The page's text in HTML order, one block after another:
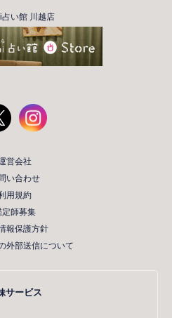
い館 川越店
営会社
い合わせ
用規約
定師募集
報保護方針
外部送信について
サービス